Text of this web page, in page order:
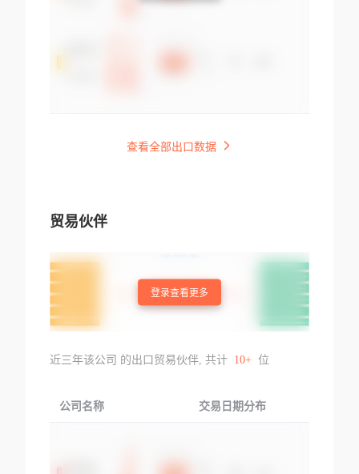
查看全部出口数据
贸易伙伴
登录查看更多
近三年该公司 的出口贸易伙伴, 共计 10+ 位
公司名称 交易日期分布